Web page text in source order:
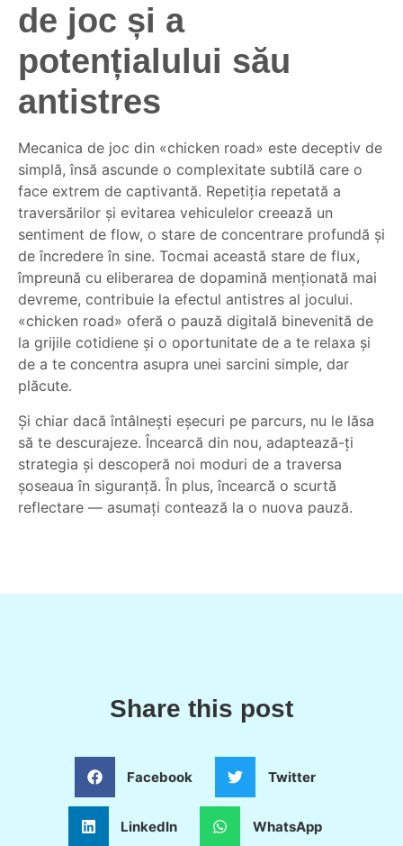
de joc și a
potențialului său
antistres
Mecanica de joc din «chicken road» este deceptiv de
simplă, însă ascunde o complexitate subtilă care o
face extrem de captivantă. Repetiția repetată a
traversărilor și evitarea vehiculelor creează un
sentiment de flow, o stare de concentrare profundă și
de încredere în sine. Tocmai această stare de flux,
împreună cu eliberarea de dopamină menționată mai
devreme, contribuie la efectul antistres al jocului.
«chicken road» oferă o pauză digitală binevenită de
la grijile cotidiene și o oportunitate de a te relaxa și
de a te concentra asupra unei sarcini simple, dar
plăcute.
Și chiar dacă întâlnești eșecuri pe parcurs, nu le lăsa
să te descurajeze. Încearcă din nou, adaptează-ți
strategia și descoperă noi moduri de a traversa
șoseaua în siguranță. În plus, încearcă o scurtă
reflectare — asumați contează la o nuova pauză.
Share this post
Facebook Twitter
LinkedIn WhatsApp